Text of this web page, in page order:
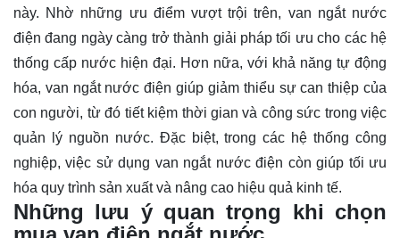
này. Nhờ những ưu điểm vượt trội trên, van ngắt nước
điện đang ngày càng trở thành giải pháp tối ưu cho các hệ
thống cấp nước hiện đại. Hơn nữa, với khả năng tự động
hóa, van ngắt nước điện giúp giảm thiểu sự can thiệp của
con người, từ đó tiết kiệm thời gian và công sức trong việc
quản lý nguồn nước. Đặc biệt, trong các hệ thống công
nghiệp, việc sử dụng van ngắt nước điện còn giúp tối ưu
hóa quy trình sản xuất và nâng cao hiệu quả kinh tế.
Những lưu ý quan trọng khi chọn